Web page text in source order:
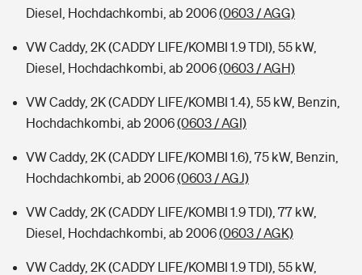
Diesel, Hochdachkombi, ab 2006(0603 / AGG)
VW Caddy, 2K (CADDY LIFE/KOMBI 1.9 TDI), 55 kW,
Diesel, Hochdachkombi, ab 2006(0603 / AGH)
VW Caddy, 2K (CADDY LIFE/KOMBI 1.4), 55 kW, Benzin,
Hochdachkombi, ab 2006(0603 / AGI)
VW Caddy, 2K (CADDY LIFE/KOMBI 1.6), 75 kW, Benzin,
Hochdachkombi, ab 2006(0603 / AGJ)
VW Caddy, 2K (CADDY LIFE/KOMBI 1.9 TDI), 77 kW,
Diesel, Hochdachkombi, ab 2006(0603 / AGK)
VW Caddy, 2K (CADDY LIFE/KOMBI 1.9 TDI), 55 kW,